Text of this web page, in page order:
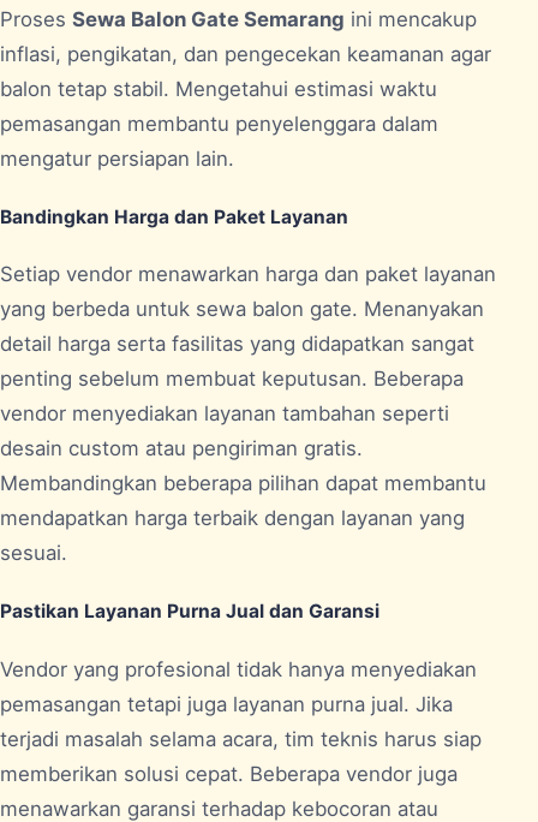
Proses Sewa Balon Gate Semarang ini mencakup
inflasi, pengikatan, dan pengecekan keamanan agar
balon tetap stabil. Mengetahui estimasi waktu
pemasangan membantu penyelenggara dalam
mengatur persiapan lain.
Bandingkan Harga dan Paket Layanan
Setiap vendor menawarkan harga dan paket layanan
yang berbeda untuk sewa balon gate. Menanyakan
detail harga serta fasilitas yang didapatkan sangat
penting sebelum membuat keputusan. Beberapa
vendor menyediakan layanan tambahan seperti
desain custom atau pengiriman gratis.
Membandingkan beberapa pilihan dapat membantu
mendapatkan harga terbaik dengan layanan yang
sesuai.
Pastikan Layanan Purna Jual dan Garansi
Vendor yang profesional tidak hanya menyediakan
pemasangan tetapi juga layanan purna jual. Jika
terjadi masalah selama acara, tim teknis harus siap
memberikan solusi cepat. Beberapa vendor juga
menawarkan garansi terhadap kebocoran atau